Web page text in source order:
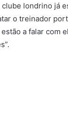
londrino já
o treinador
a falar com